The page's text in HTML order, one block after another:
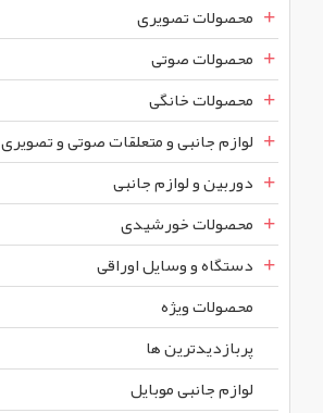
محصولات تصویری
محصولات صوتی
محصولات خانگی
لوازم جانبی و متعلقات صوتی و تصویری
دوربین و لوازم جانبی
محصولات خورشیدی
دستگاه و وسایل اوراقی
محصولات ويژه
پربازديدترين ها
لوازم جانبی موبایل